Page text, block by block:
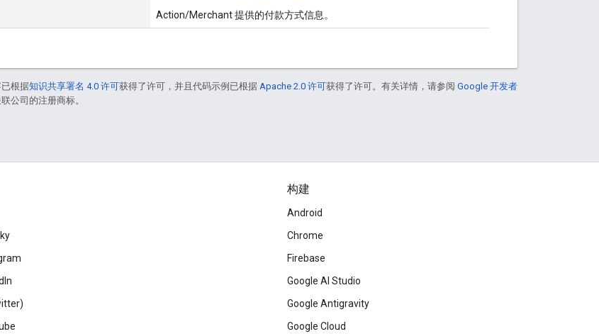
Action/Merchant 提供的付款方式信息。
根据知识共享署名 4.0 许可获得了许可，并且代码示例已根据 Apache 2.0 许可获得了许可。有关详情，请参阅 Google 开发者
公司的注册商标。
构建
Android
Chrome
Firebase
Google AI Studio
Google Antigravity
Google Cloud